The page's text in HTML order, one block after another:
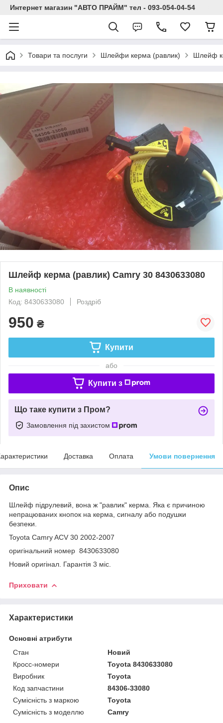
Интернет магазин "АВТО ПРАЙМ" тел - 093-054-04-54
Товари та послуги Шлейфи керма (равлик) Шлейф
Шлейф керма (равлик) Camry 30 8430633080
В наявності
Код: 8430633080
Роздріб
950 ₴
Купити
або
Купити з
Що таке купити з Пром?
Замовлення під захистом
Доставка Оплата Умови повернення
Опис
Шлейф підрулевий, вона ж "равлик" керма. Яка є причиною
непрацюваних кнопок на керма, сигналу або подушки
безпеки.
Toyota Camry ACV 30 2002-2007
оригінальний номер 8430633080
Новий оригінал. Гарантія 3 міс.
Приховати
Характеристики
Основні атрибути
Стан
Новий
Кросс-номери
Toyota 8430633080
Виробник
Toyota
Код запчастини
84306-33080
Сумісність з маркою
Toyota
Сумісність з моделлю
Camry